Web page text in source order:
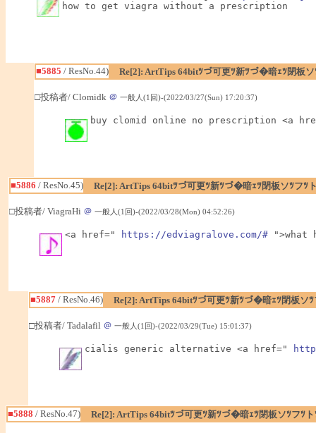
how to get viagra without a prescription
■5885 / ResNo.44) Re[2]: ArtTips 64bitﾂづ可更ﾂ新ﾂづ�暗ｪﾂ閉板
□投稿者/ Clomidk ＠ 一般人(1回)-(2022/03/27(Sun) 17:20:37)
buy clomid online no prescription <a
■5886 / ResNo.45) Re[2]: ArtTips 64bitﾂづ可更ﾂ新ﾂづ�暗ｪﾂ閉板ソﾂフﾂ
□投稿者/ ViagraHi ＠ 一般人(1回)-(2022/03/28(Mon) 04:52:26)
<a href=" https://edviagralove.com/# ">what
■5887 / ResNo.46) Re[2]: ArtTips 64bitﾂづ可更ﾂ新ﾂづ�暗ｪﾂ閉板ソ
□投稿者/ Tadalafil ＠ 一般人(1回)-(2022/03/29(Tue) 15:01:37)
cialis generic alternative <a href="
■5888 / ResNo.47) Re[2]: ArtTips 64bitﾂづ可更ﾂ新ﾂづ�暗ｪﾂ閉板ソﾂフﾂ